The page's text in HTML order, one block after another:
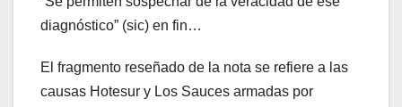
diagnóstico” (sic) en fin…
El fragmento reseñado de la nota se refiere a las
causas Hotesur y Los Sauces armadas por